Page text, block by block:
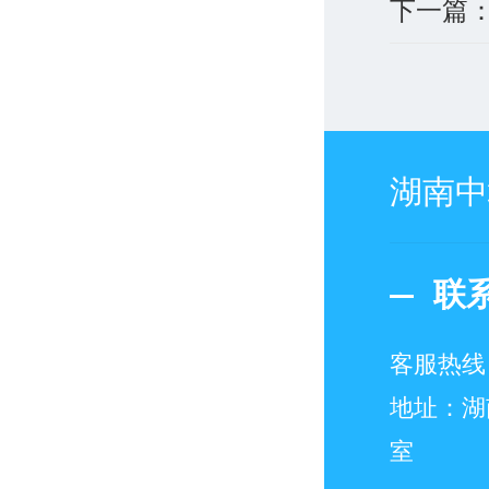
下一篇
湖南
联
客服热
地址：
室